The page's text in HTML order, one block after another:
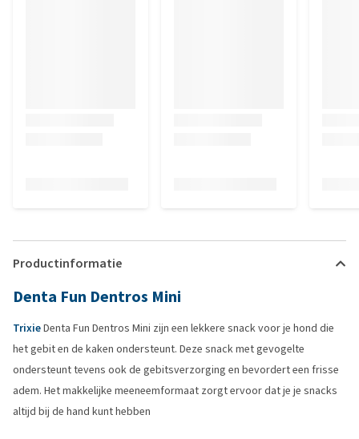
Productinformatie
Denta Fun Dentros Mini
TrixieDenta Fun Dentros Mini zijn een lekkere snack voor je hond die
het gebit en de kaken ondersteunt. Deze snack met gevogelte
ondersteunt tevens ook de gebitsverzorging en bevordert een frisse
adem. Het makkelijke meeneemformaat zorgt ervoor dat je je snacks
altijd bij de hand kunt hebben